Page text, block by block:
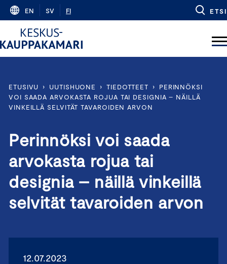
Skip
content
EN SV FI ETSI
ETUSIVU › UUTISHUONE › TIEDOTTEET ›
PERINNÖKSI
VOI SAADA ARVOKASTA ROJUA TAI DESIGNIA – NÄILLÄ
VINKEILLÄ SELVITÄT TAVAROIDEN ARVON
Perinnöksi voi saada
arvokasta rojua tai
designia – näillä vinkeillä
selvität tavaroiden arvon
12.07.2023